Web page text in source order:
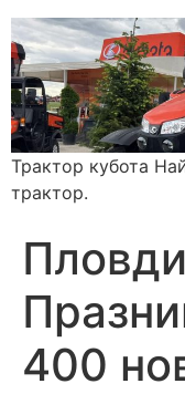
Трактор кубота
трактор.
400